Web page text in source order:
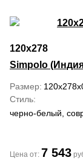
120x278
Simpolo
Размер
Стиль
черно-белый,
Цена от: 7 543